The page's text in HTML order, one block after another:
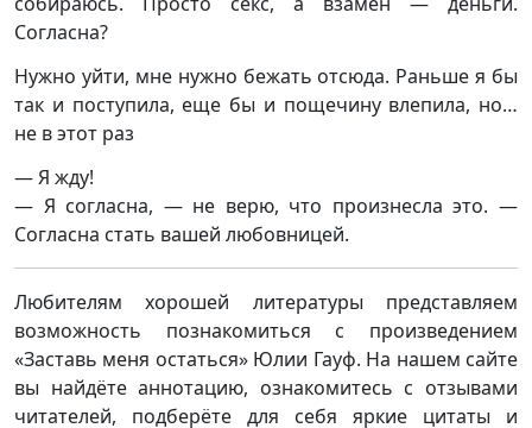
Согласна?
Нужно уйти, мне нужно бежать отсюда. Раньше я бы
так и поступила, еще бы и пощечину влепила, но…
не в этот раз
— Я жду!
— Я согласна, — не верю, что произнесла это. —
Согласна стать вашей любовницей.
Любителям хорошей литературы представляем
возможность познакомиться с произведением
«Заставь меня остаться» Юлии Гауф. На нашем сайте
вы найдёте аннотацию, ознакомитесь с отзывами
читателей, подберёте для себя яркие цитаты и